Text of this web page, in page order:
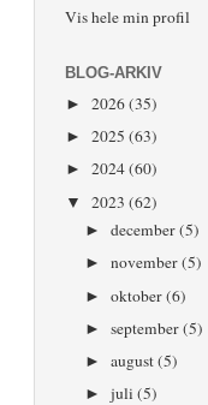
Vis hele min profil
BLOG-ARKIV
► 2026(35)
► 2025 (63)
► 2024(60)
▼ 2023 (62)
►december(5)
►november(5)
►oktober(6)
►september(5)
►august(5)
►juli(5)